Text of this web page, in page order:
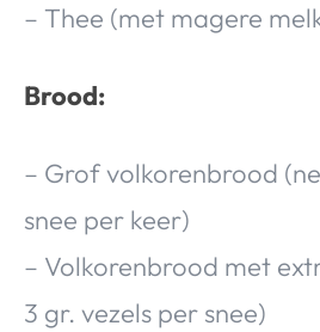
– Thee (met magere
Brood:
– Grof volkorenbrood
snee per keer)
– Volkorenbrood met
3 gr. vezels per snee)